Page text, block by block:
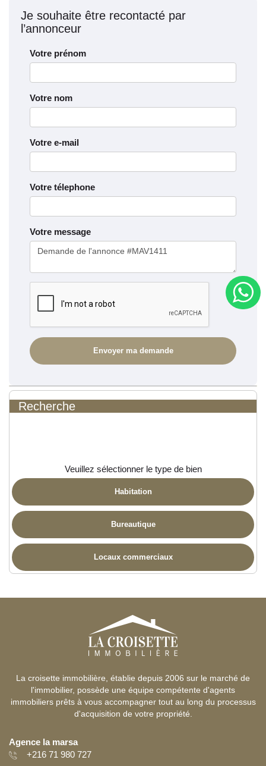
Je souhaite être recontacté par
l’annonceur
Votre prénom
Votre nom
Votre e-mail
Votre télephone
Votre message
Recherche
Veuillez sélectionner le type de bien
Habitation
Bureautique
Locaux commerciaux
La croisette immobilière, établie depuis 2006 sur le marché de
l'immobilier, possède une équipe compétente d'agents
immobiliers prêts à vous accompagner tout au long du processus
d'acquisition de votre propriété.
Agence la marsa
+216 71 980 727